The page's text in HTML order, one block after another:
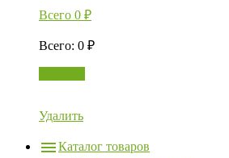
Всего 0 ₽
Всего: 0 ₽
Удалить
Каталог товаров